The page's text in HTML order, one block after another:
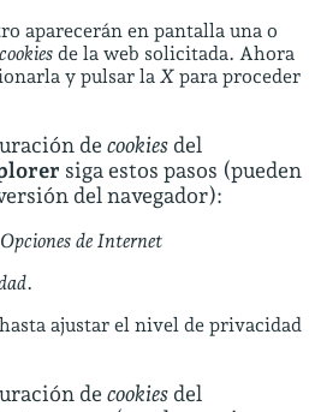
aparecerán en pantalla una o
cookies de la web solicitada. Ahora
y pulsar la X para proceder
de cookies del
siga estos pasos (pueden
del navegador):
Opciones de Internet
.
ajustar el nivel de privacidad
de cookies del